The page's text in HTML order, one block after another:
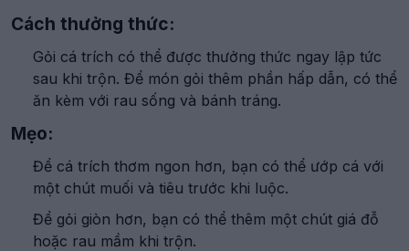
Cách thưởng thức:
Gỏi cá trích có thể được thưởng thức ngay lập tức
sau khi trộn. Để món gỏi thêm phần hấp dẫn, có thể
ăn kèm với rau sống và bánh tráng.
Mẹo:
Để cá trích thơm ngon hơn, bạn có thể ướp cá với
một chút muối và tiêu trước khi luộc.
Để gỏi giòn hơn, bạn có thể thêm một chút giá đỗ
hoặc rau mầm khi trộn.